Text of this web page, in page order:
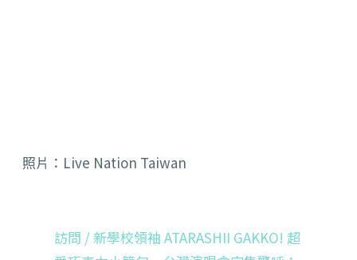
照片：Live Nation Taiwan
訪問 / 新學校領袖 ATARASHII GAKKO! 超